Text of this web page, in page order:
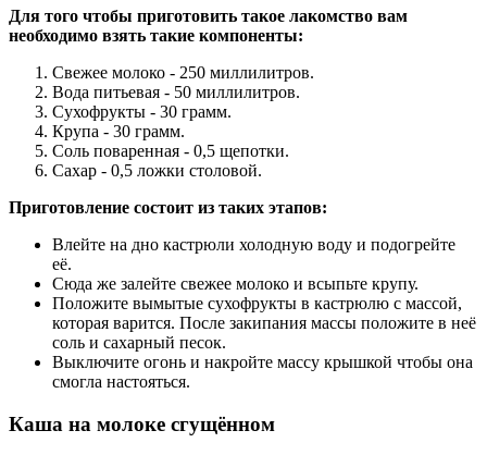
Для того чтобы приготовить такое лакомство вам
необходимо взять такие компоненты:
Свежее молоко - 250 миллилитров.
Вода питьевая - 50 миллилитров.
Сухофрукты - 30 грамм.
Крупа - 30 грамм.
Соль поваренная - 0,5 щепотки.
Сахар - 0,5 ложки столовой.
Приготовление состоит из таких этапов:
Влейте на дно кастрюли холодную воду и подогрейте
её.
Сюда же залейте свежее молоко и всыпьте крупу.
Положите вымытые сухофрукты в кастрюлю с массой,
которая варится. После закипания массы положите в неё
соль и сахарный песок.
Выключите огонь и накройте массу крышкой чтобы она
смогла настояться.
Каша на молоке сгущённом